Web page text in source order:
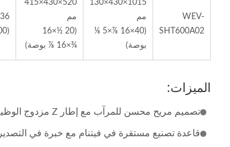
WEV-
SHT600A02
1015×430×130
مم
(40×16 ⅞×5 ⅛
بوصة)
520×430×415
مم
(20 ½×16
¾×16 ⅞ بوصة)
(300 رطل)
الميزات:
تصميم مريح محسن للمرآب مع إطار Z مزدوج الوظيفة
قاعدة تصنيع مستقرة في فيتنام مع خبرة في التصدير